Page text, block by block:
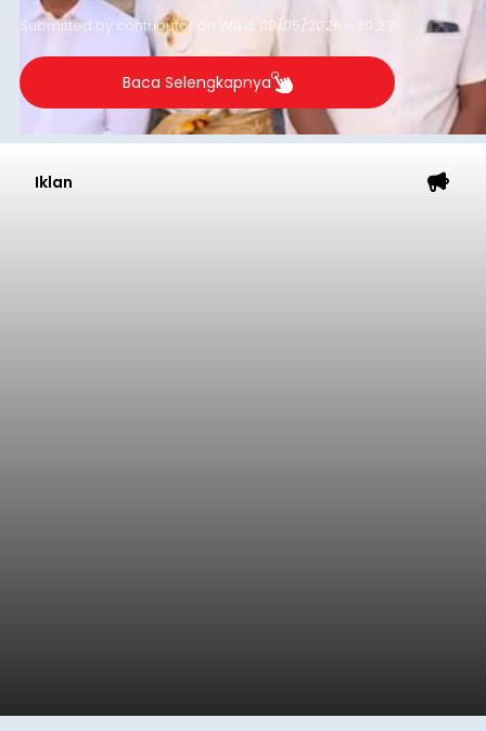
Submitted by contributor Wed, 08/05/2026 - 20:23
Baca Selengkapnya
Iklan